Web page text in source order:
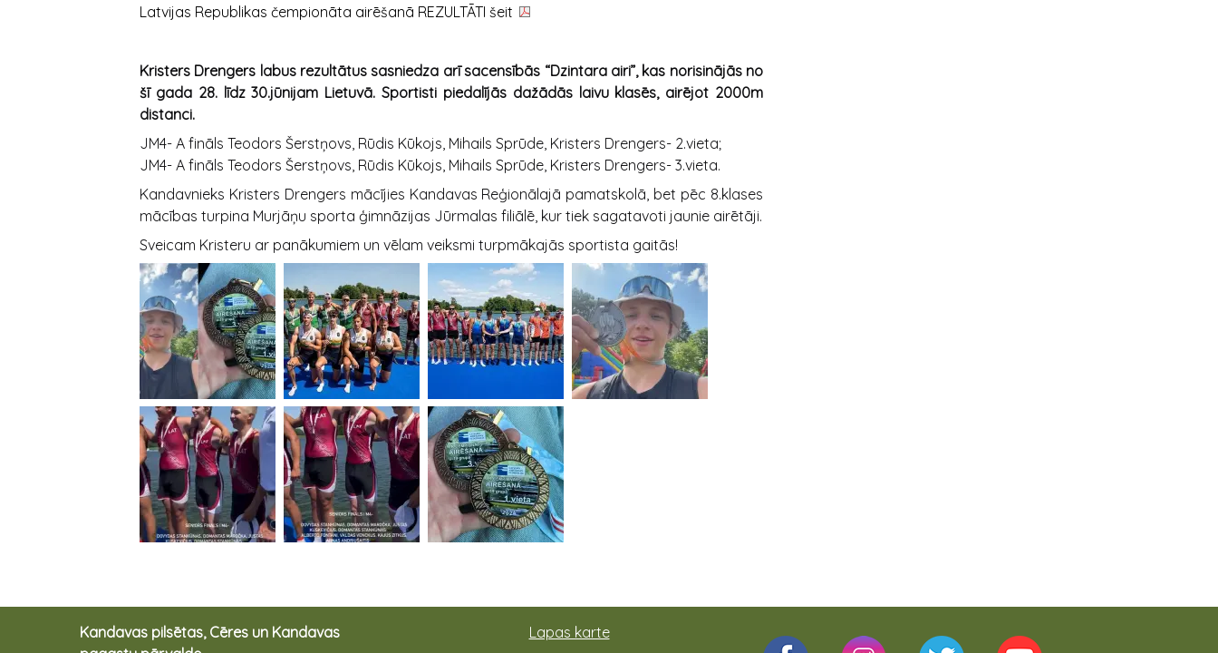
Latvijas Republikas čempionāta airēšanā REZULTĀTI šeit
Kristers Drengers labus rezultātus sasniedza arī sacensībās “Dzintara airi”, kas norisinājās no
šī gada 28. līdz 30.jūnijam Lietuvā. Sportisti piedalījās dažādās laivu klasēs, airējot 2000m
distanci.
JM4- A fināls Teodors Šerstņovs, Rūdis Kūkojs, Mihails Sprūde, Kristers Drengers- 2.vieta;
JM4- A fināls Teodors Šerstņovs, Rūdis Kūkojs, Mihails Sprūde, Kristers Drengers- 3.vieta.
Kandavnieks Kristers Drengers mācījies Kandavas Reģionālajā pamatskolā, bet pēc 8.klases
mācības turpina Murjāņu sporta ģimnāzijas Jūrmalas filiālē, kur tiek sagatavoti jaunie airētāji.
Sveicam Kristeru ar panākumiem un vēlam veiksmi turpmākajās sportista gaitās!
Kandavas pilsētas, Cēres un Kandavas
Lapas karte